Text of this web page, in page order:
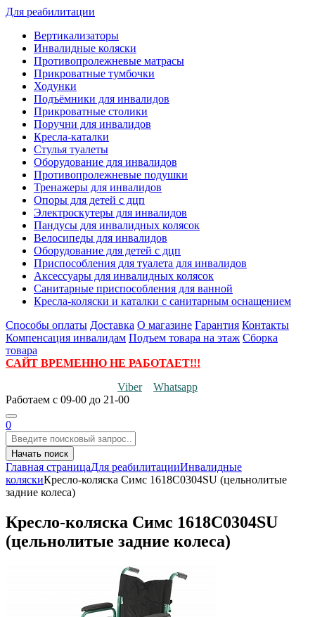
Для реабилитации
Вертикализаторы
Инвалидные коляски
Противопролежневые матрасы
Прикроватные тумбочки
Ходунки
Подъёмники для инвалидов
Прикроватные столики
Поручни для инвалидов
Кресла-каталки
Стулья туалеты
Оборудование для инвалидов
Противопролежневые подушки
Тренажеры для инвалидов
Опоры для детей с дцп
Электроскутеры для инвалидов
Пандусы для инвалидных колясок
Велосипеды для инвалидов
Оборудование для детей с дцп
Приспособления для туалета для инвалидов
Аксессуары для инвалидных колясок
Санитарные приспособления для ванной
Кресла-коляски и каталки с санитарным оснащением
Способы оплаты Доставка О магазине Гарантия Контакты
Компенсация инвалидам Подъем товара на этаж Сборка
товара
САЙТ ВРЕМЕННО НЕ РАБОТАЕТ!!!
Viber
Whatsapp
Работаем с 09-00 до 21-00
0
Начать поиск
Главная страницаДля реабилитацииИнвалидные
коляскиКресло-коляска Симс 1618С0304SU (цельнолитые
задние колеса)
Кресло-коляска Симс 1618С0304SU
(цельнолитые задние колеса)